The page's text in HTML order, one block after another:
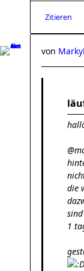
Zitieren
von
die
1